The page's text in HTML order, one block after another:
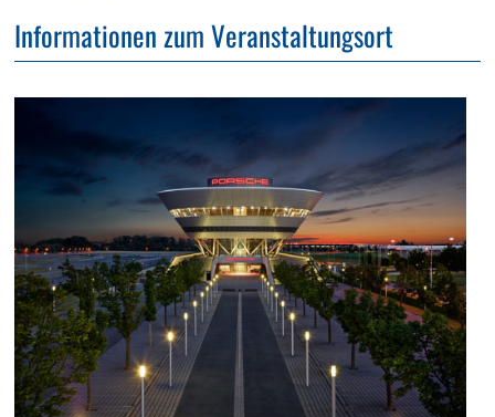
Informationen zum Veranstaltungsort